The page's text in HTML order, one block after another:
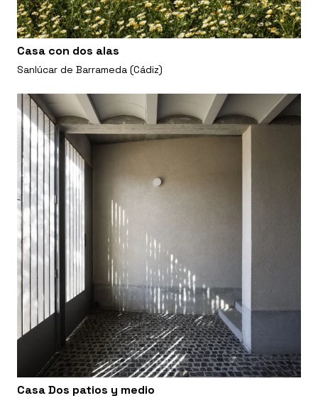
Casa con dos alas
Sanlúcar de Barrameda (Cádiz)
Casa Dos patios y medio